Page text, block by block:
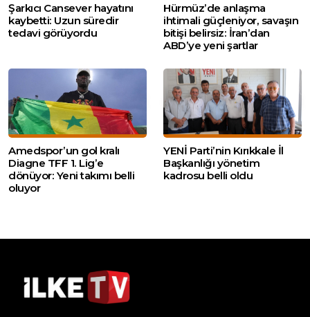
Şarkıcı Cansever hayatını
kaybetti: Uzun süredir
tedavi görüyordu
Hürmüz’de anlaşma
ihtimali güçleniyor, savaşın
bitişi belirsiz: İran’dan
ABD’ye yeni şartlar
Amedspor’un gol kralı
Diagne TFF 1. Lig’e
dönüyor: Yeni takımı belli
oluyor
YENİ Parti’nin Kırıkkale İl
Başkanlığı yönetim
kadrosu belli oldu